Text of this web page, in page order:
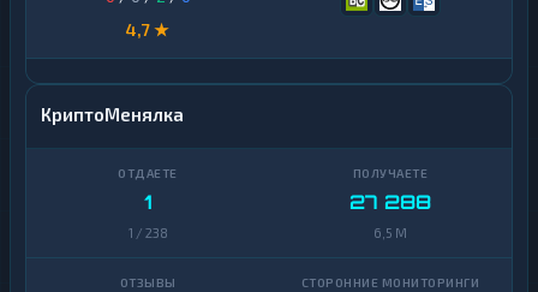
4,7 ★
КриптоМенялка
1
1 / 238
27 288
6,5 M